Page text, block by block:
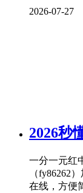
2026-07-27
2026秒
一分一元红
（fy86262
在线，方便